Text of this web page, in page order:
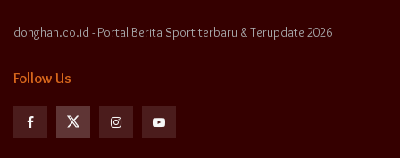
donghan.co.id - Portal Berita Sport terbaru & Terupdate 2026
Follow Us